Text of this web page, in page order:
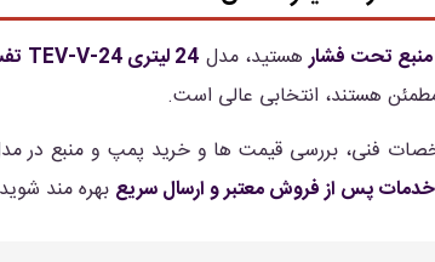
تحت فشارهستید، مدل 24 لیتری 24-TEV-V تفسان
هستند، انتخابی عالی است.
فنی، بررسی قیمت ها و خرید پمپ و منبع در
پس از فروش معتبر و ارسال سریع بهره مند